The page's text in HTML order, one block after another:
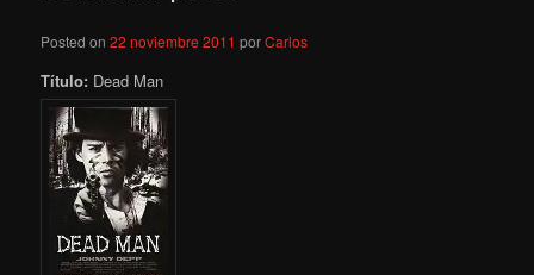
Posted on22 noviembre 2011 porCarlos
Título: Dead Man